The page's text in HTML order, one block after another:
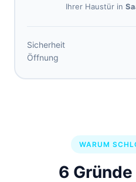
Ihrer Haustür in
Sicherheit
Öffnung
WARUM
6